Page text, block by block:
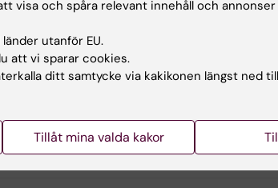
tjänsten utförd
av
arbete ska ske omgående efter
på objektet.
visa och spåra relevant innehåll och
utanför EU.
att vi sparar cookies.
ditt samtycke via kakikonen längst ned
Tillåt mina valda kakor